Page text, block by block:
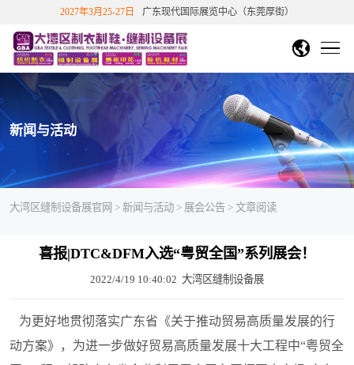
国站
中文繁體 English
下展
DMP大湾区工博会
香港文博会
越南胡志明市纺织制衣展
越南胡志明鞋机鞋材工业展
2027年3月25-27日 广东现代国际展览中心（东莞厚街）
首页
展会概况
关于展会
展会介绍 展览范围 展会历史数据
展会影响力
展商中心
展位申请
参展福利&优惠 展位在线预定 展商登陆
观众中心
个人免费参观 团体参观申请 重磅观众福利
交通指引 周边酒店
观众福利
新闻与活动
展会公告 媒体报道 行业动态
展会活动
新闻与活动
大湾区缝制设备展官网 >新闻与活动 > 展会公告 > 文章阅读
喜报|DTC&DFM入选“粤贸全国”系列展会！
2022/4/19 10:40:02 大湾区缝制设备展
为更好地贯彻落实广东省《关于推动贸易高质量发展的行
动方案》，为进一步做好贸易高质量发展十大工程中“粤贸全